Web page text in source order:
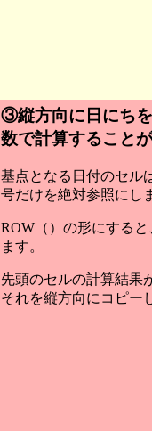
③縦方向に日にち
数で計算すること
基点となる日付のセル
号だけを絶対参照にし
ROW（）の形にする
ます。
先頭のセルの計算結果
それを縦方向にコピー